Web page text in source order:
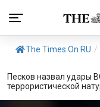
The Times On RU /
Песков назвал удары
террористической